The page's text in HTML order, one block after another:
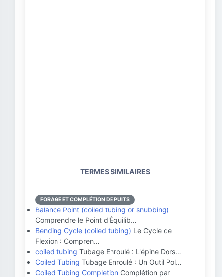
TERMES SIMILAIRES
FORAGE ET COMPLÉTION DE PUITS
Balance Point (coiled tubing or snubbing)
Comprendre le Point d'Équilib…
Bending Cycle (coiled tubing) Le Cycle de
Flexion : Compren…
coiled tubing Tubage Enroulé : L'épine Dors…
Coiled Tubing Tubage Enroulé : Un Outil Pol…
Coiled Tubing Completion Complétion par